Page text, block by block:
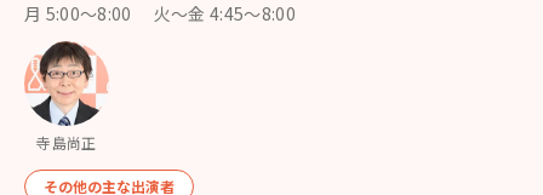
月 5:00～8:00 火～金 4:45～8:00
寺島尚正
その他の主な出演者